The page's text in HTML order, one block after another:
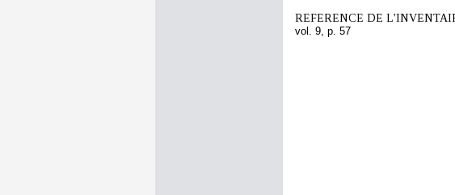
REFERENCE DE
vol. 9, p. 57